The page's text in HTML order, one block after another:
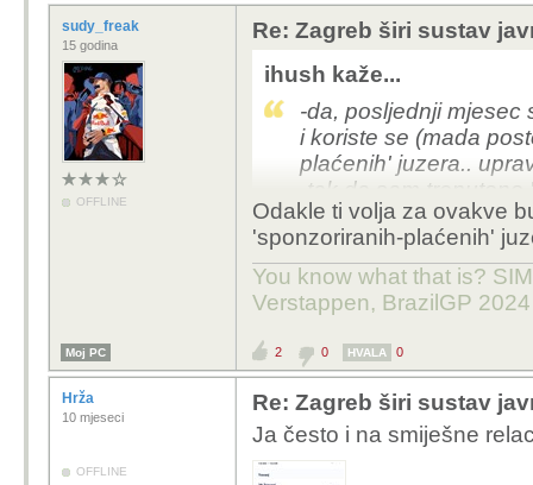
sudy_freak
15 godina
OFFLINE
Re: Zagreb širi sustav
ihush kaže...
-da, posljednji mjesec
i koriste se (mada
plaćenih' juzera..
-tak da sam
ili lakše je vjerovati u
:) ..
Odakle ti volja za ovakve
'sponzoriranih-plaćenih'
You know what that is?
Verstappen, BrazilGP 2024
Moj PC 2 0 HVALA 0
Hrža
10 mjeseci
OFFLINE
Re: Zagreb širi sustav
Ja često i na smiješne